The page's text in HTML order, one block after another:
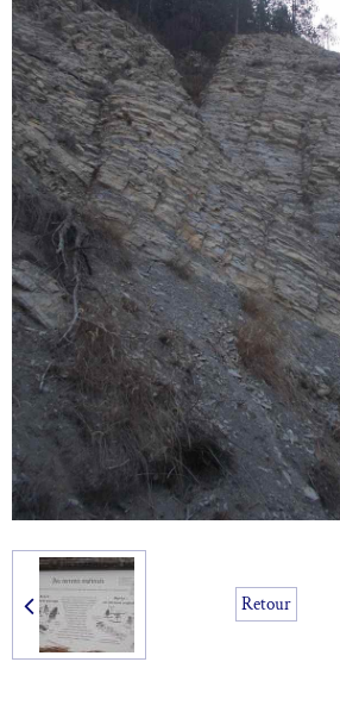
Retour